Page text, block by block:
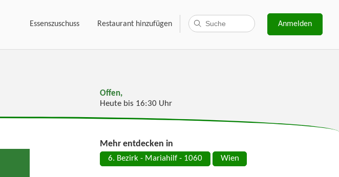
Essenszuschuss Restaurant hinzufügen Anmelden
Offen,
Heute bis 16:30 Uhr
Mehr entdecken in
6. Bezirk - Mariahilf - 1060 Wien